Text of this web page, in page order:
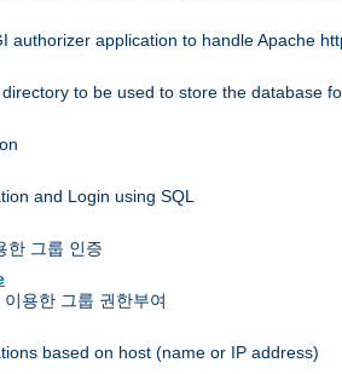
authorizer application to handle Apache
to be used to store the database
and Login using SQL
한 그룹 인증
용한 그룹 권한부여
based on host (name or IP address)